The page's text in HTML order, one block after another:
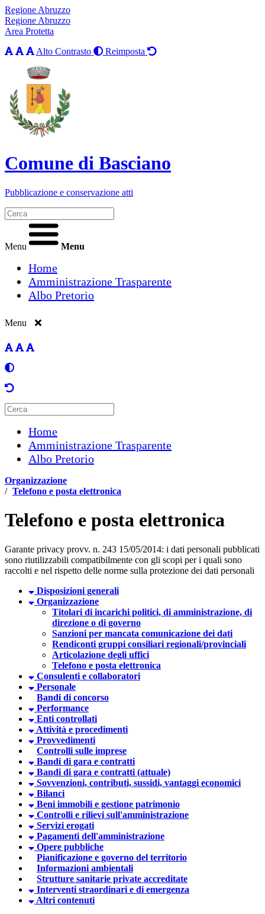
Regione Abruzzo
Regione Abruzzo
Area Protetta
Alto Contrasto
Reimposta
Comune di Basciano
Pubblicazione e conservazione atti
Menu Menu
Home
Amministrazione Trasparente
Albo Pretorio
Menu
Home
Amministrazione Trasparente
Albo Pretorio
Organizzazione
/ Telefono e posta elettronica
Telefono e posta elettronica
Garante privacy provv. n. 243 15/05/2014: i dati personali pubblicati
sono riutilizzabili compatibilmente con gli scopi per i quali sono
raccolti e nel rispetto delle norme sulla protezione dei dati personali
Disposizioni generali
Organizzazione
Titolari di incarichi politici, di amministrazione, di
direzione o di governo
Sanzioni per mancata comunicazione dei dati
Rendiconti gruppi consiliari regionali/provinciali
Articolazione degli uffici
Telefono e posta elettronica
Consulenti e collaboratori
Personale
Bandi di concorso
Performance
Enti controllati
Attività e procedimenti
Provvedimenti
Controlli sulle imprese
Bandi di gara e contratti
Bandi di gara e contratti (attuale)
Sovvenzioni, contributi, sussidi, vantaggi economici
Bilanci
Beni immobili e gestione patrimonio
Controlli e rilievi sull'amministrazione
Servizi erogati
Pagamenti dell'amministrazione
Opere pubbliche
Pianificazione e governo del territorio
Informazioni ambientali
Strutture sanitarie private accreditate
Interventi straordinari e di emergenza
Altri contenuti